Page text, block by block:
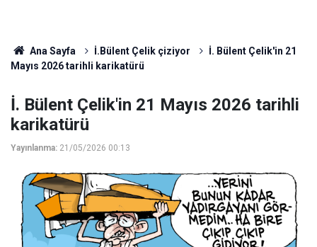
Ana Sayfa İ.Bülent Çelik çiziyor
İ. Bülent Çelik'in 21
Mayıs 2026 tarihli karikatürü
İ. Bülent Çelik'in 21 Mayıs 2026 tarihli
karikatürü
Yayınlanma: 21/05/2026 00:13